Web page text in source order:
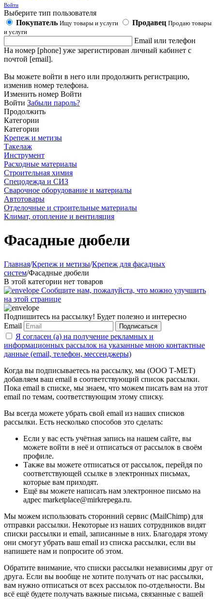
Войти
Выберите тип пользователя
Покупатель Ищу товары и услуги Продавец Продаю товары
и услуги
Email или телефон
На номер [phone] уже зарегистирован личный кабинет с
почтой [email].
Вы можете войти в него или продолжить регистрацию,
изменив номер телефона.
Изменить номер Войти
Войти Забыли пароль?
Продолжить
Категории
Категории
Крепеж и метизы
Такелаж
Инструмент
Расходные материалы
Строительная химия
Спецодежда и СИЗ
Сварочное оборудование и материалы
Автотовары
Отделочные и строительные материалы
Климат, отопление и вентиляция
Фасадные дюбели
Главная/Крепеж и метизы/Крепеж для фасадных
систем/Фасадные дюбели
В этой категории нет товаров
Сообщите нам, пожалуйста, что можно улучшить
на этой странице
Подпишитесь на рассылку! Будет полезно и интересно
Email
Подписаться
Я согласен (а) на получение рекламных и
информационных рассылок на указанные мною контактные
данные (email, телефон, мессенджеры)
Когда вы подписываетесь на рассылку, мы (ООО Т-МЕТ)
добавляем ваш email в соответствующий список рассылки.
Пока email в списке, мы знаем, что можем писать вам на этот
email по темам, соответствующим этому списку.
Вы всегда можете убрать свой email из наших списков
рассылки. Есть несколько способов это сделать:
Если у вас есть учётная запись на нашем сайте, вы
можете войти в неё и отписаться от рассылок в своём
профиле.
Также вы можете отписаться от рассылок, перейдя по
соответствующей ссылке в электронных письмах,
которые вам приходят.
Ещё вы можете написать нам электронное письмо на
адрес marketplace@mirkrepega.ru.
Мы можем использовать сторонний сервис (MailChimp) для
отправки рассылки. Некоторые из наших сотрудников видят
списки рассылки и email, записанные в них. Благодаря этому
они смогут убрать ваш email из списка рассылки, если вы
напишете нам и попросите об этом.
Обратите внимание, что списки рассылки независимы друг от
друга. Если вы вообще не хотите получать от нас рассылки,
вам нужно отписаться от всех рассылок по-отдельности. Вы
всё ещё будете получать важные письма, связанные с вашей